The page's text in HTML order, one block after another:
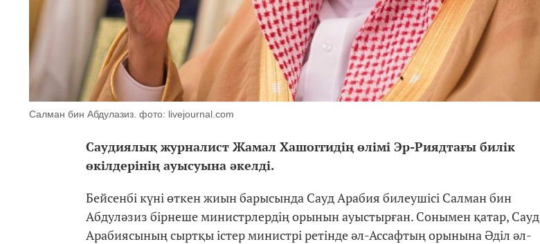
Салман бин Абдулазиз. фото: livejournal.com
Саудиялық журналист Жамал Хашоггидің өлімі Эр-Риядтағы билік
өкілдерінің ауысуына әкелді.
Бейсенбі күні өткен жиын барысында Сауд Арабия билеушісі Салман бин
Абдуләзиз бірнеше министрлердің орынын ауыстырған. Сонымен қатар, Сауд
Арабиясының сыртқы істер министрі ретінде әл-Ассафтың орынына Әділ әл-